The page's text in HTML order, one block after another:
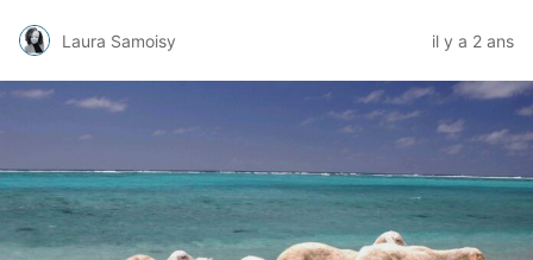
Laura Samoisy il y a 2 ans